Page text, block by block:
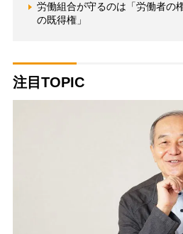
労働組合が守るのは「労働者の
の既得権」
注目TOPIC